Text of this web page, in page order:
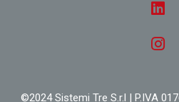
©2024 Sistemi Tre S.r.l | P.IVA